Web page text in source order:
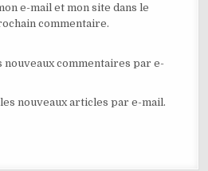
e-mail et mon site dans le
commentaire.
commentaires par e-
nouveaux articles par e-mail.